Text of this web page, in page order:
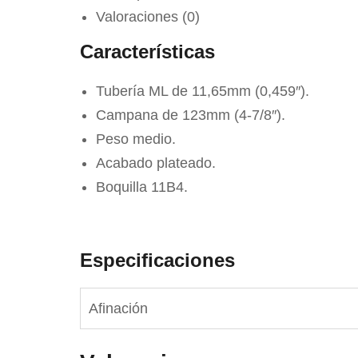
Valoraciones (0)
Características
Tubería ML de 11,65mm (0,459″).
Campana de 123mm (4-7/8″).
Peso medio.
Acabado plateado.
Boquilla 11B4.
Especificaciones
Afinación